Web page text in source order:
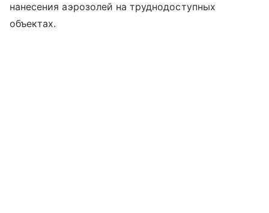
нанесения аэрозолей на труднодоступных
объектах.